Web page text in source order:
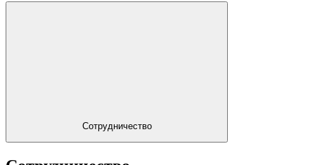
Сотрудничество